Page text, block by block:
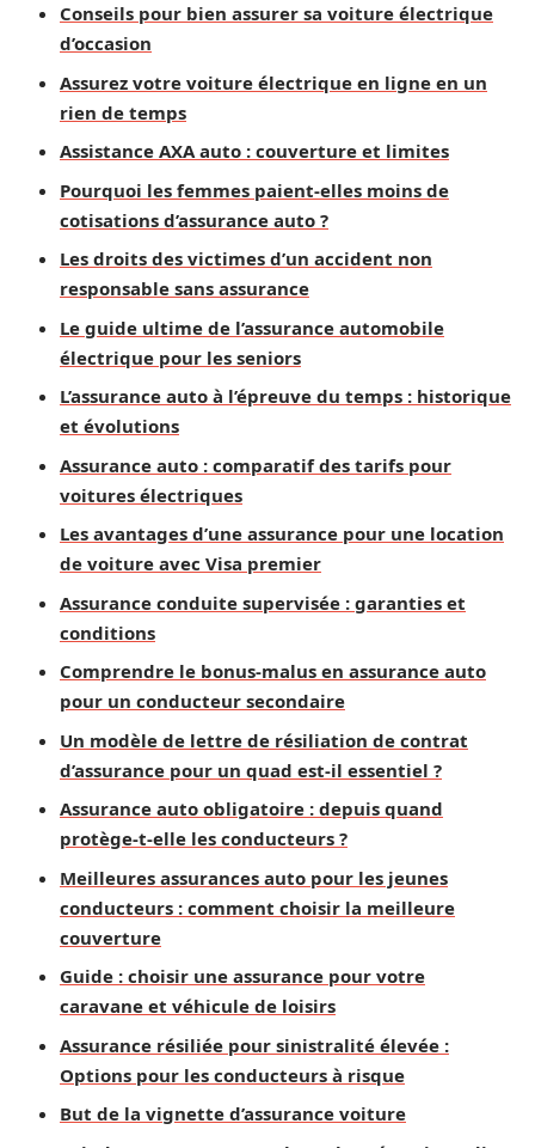
Conseils pour bien assurer sa voiture électrique
d’occasion
Assurez votre voiture électrique en ligne en un
rien de temps
Assistance AXA auto : couverture et limites
Pourquoi les femmes paient-elles moins de
cotisations d’assurance auto ?
Les droits des victimes d’un accident non
responsable sans assurance
Le guide ultime de l’assurance automobile
électrique pour les seniors
L’assurance auto à l’épreuve du temps : historique
et évolutions
Assurance auto : comparatif des tarifs pour
voitures électriques
Les avantages d’une assurance pour une location
de voiture avec Visa premier
Assurance conduite supervisée : garanties et
conditions
Comprendre le bonus-malus en assurance auto
pour un conducteur secondaire
Un modèle de lettre de résiliation de contrat
d’assurance pour un quad est-il essentiel ?
Assurance auto obligatoire : depuis quand
protège-t-elle les conducteurs ?
Meilleures assurances auto pour les jeunes
conducteurs : comment choisir la meilleure
couverture
Guide : choisir une assurance pour votre
caravane et véhicule de loisirs
Assurance résiliée pour sinistralité élevée :
Options pour les conducteurs à risque
But de la vignette d’assurance voiture